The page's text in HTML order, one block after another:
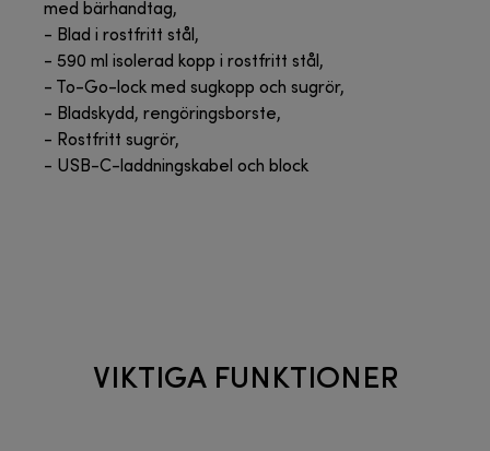
med bärhandtag,
- Blad i rostfritt stål,
- 590 ml isolerad kopp i rostfritt stål,
- To-Go-lock med sugkopp och sugrör,
- Bladskydd, rengöringsborste,
- Rostfritt sugrör,
- USB-C-laddningskabel och block
VIKTIGA FUNKTIONER